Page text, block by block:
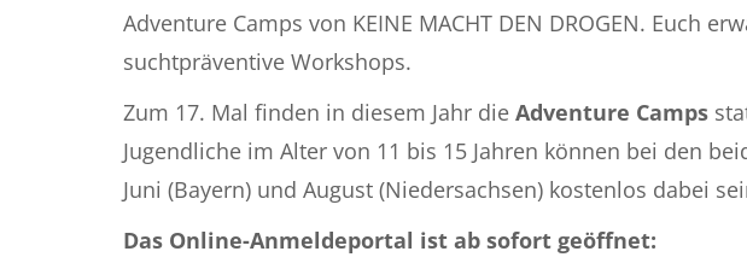
Adventure Camps von KEINE MACHT DEN DROGEN. Euch
suchtpräventive Workshops.
Zum 17. Mal finden in diesem Jahr die Adventure Camps
Jugendliche im Alter von 11 bis 15 Jahren können bei den
Juni (Bayern) und August (Niedersachsen) kostenlos dabei
Das Online-Anmeldeportal ist ab sofort geöffnet: